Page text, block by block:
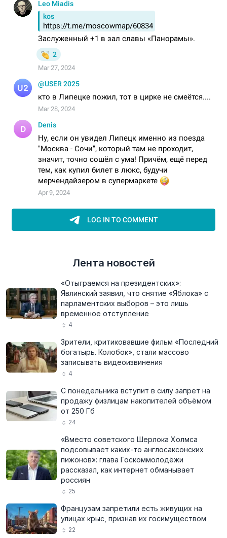
Лента новостей
«Отыграемся на президентских»:
Явлинский заявил, что снятие «Яблока» с
парламентских выборов – это лишь
временное отступление
4
Зрители, критиковавшие фильм «Последний
богатырь. Колобок», стали массово
записывать видеоизвинения
4
С понедельника вступит в силу запрет на
продажу физлицам накопителей объёмом
от 250 Гб
24
«Вместо советского Шерлока Холмса
подсовывает каких-то англосаксонских
пижонов»: глава Госкоммолодёжи
рассказал, как интернет обманывает
россиян
25
Французам запретили есть живущих на
улицах крыс, признав их госимуществом
22